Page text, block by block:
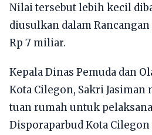
Nilai tersebut lebih kecil
diusulkan dalam Rancangan
Rp 7 miliar.
Kepala Dinas Pemuda dan
Kota Cilegon, Sakri Jasiman
tuan rumah untuk
Disporaparbud Kota